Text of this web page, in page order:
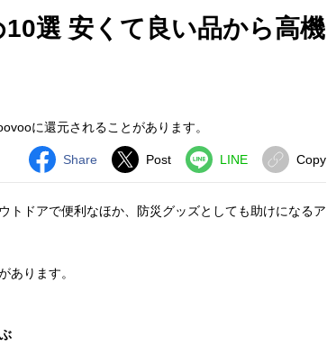
選 安くて良い品から高機
に還元されることがあります。
Share Post LINE Copy
トドアで便利なほか、防災グッズとしても助けになるア
あります。